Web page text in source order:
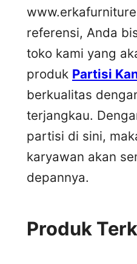
referensi, Anda
toko kami yang
produk Partisi
berkualitas
terjangkau.
partisi di sini,
karyawan akan
depannya.
Produk